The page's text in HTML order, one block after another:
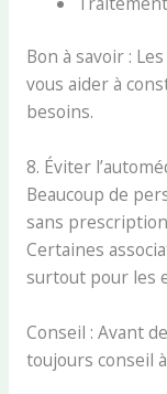
Bon à savoir : Les
vous aider à
besoins.
8. Éviter
Beaucoup de
sans
Certaines
surtout pour les
Conseil : Avant
toujours conseil